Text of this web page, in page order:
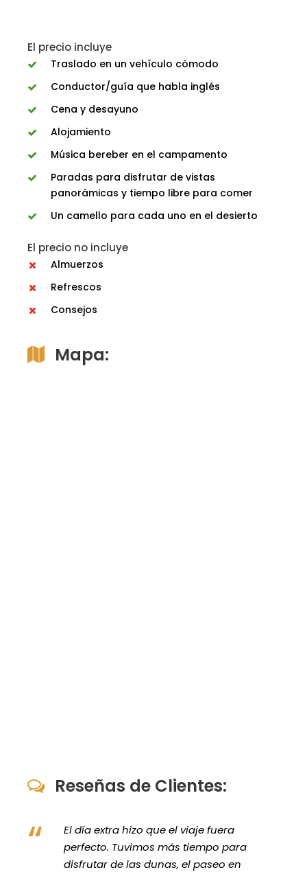
El precio incluye
Traslado en un vehículo cómodo
Conductor/guía que habla inglés
Cena y desayuno
Alojamiento
Música bereber en el campamento
Paradas para disfrutar de vistas
panorámicas y tiempo libre para comer
Un camello para cada uno en el desierto
El precio no incluye
Almuerzos
Refrescos
Consejos
Mapa:
Reseñas de Clientes:
“
El día extra hizo que el viaje fuera
perfecto. Tuvimos más tiempo para
disfrutar de las dunas, el paseo en